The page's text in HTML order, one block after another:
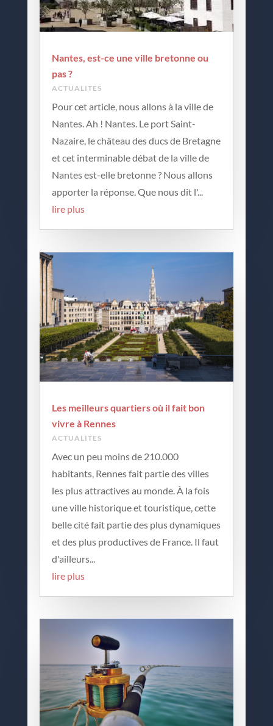
Nantes, est-ce une ville bretonne ou
pas ?
ACTUALITES
Pour cet article, nous allons à la ville de
Nantes. Ah ! Nantes. Le port Saint-
Nazaire, le château des ducs de Bretagne
et cet interminable débat de la ville de
Nantes est-elle bretonne ? Nous allons
apporter la réponse. Que nous dit l'...
lire plus
Les meilleurs quartiers où il fait bon
vivre à Rennes
ACTUALITES
Avec un peu moins de 210.000
habitants, Rennes fait partie des villes
les plus attractives au monde. À la fois
une ville historique et touristique, cette
belle cité fait partie des plus dynamiques
et des plus productives de France. Il faut
d'ailleurs...
lire plus